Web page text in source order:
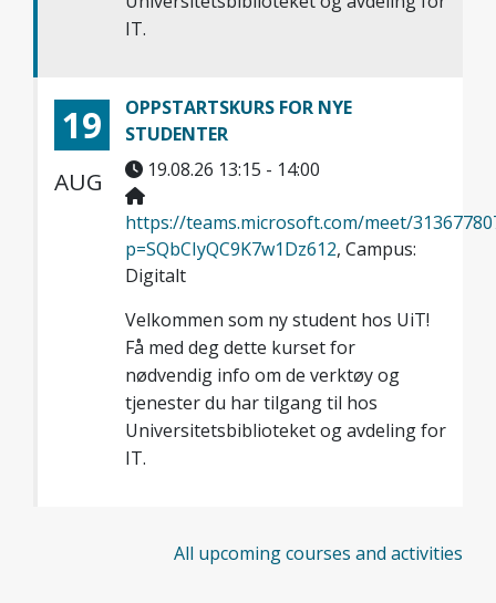
IT.
19
AUG
OPPSTARTSKURS FOR NYE
STUDENTER
19.08.26 13:15 - 14:00
https://teams.microsoft.com/meet/
p=SQbCIyQC9K7w1Dz612, Campus:
Digitalt
Velkommen som ny student hos UiT!
Få med deg dette kurset for
nødvendig info om de verktøy og
tjenester du har tilgang til hos
Universitetsbiblioteket og avdeling for
IT.
All upcoming courses and activities